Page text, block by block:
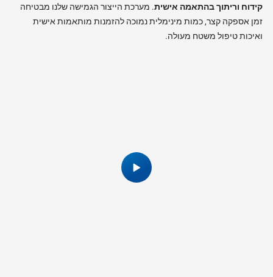
קידוח וריתוך בהתאמה אישית. מערכת הייצור הגמישה שלנו מבטיחה
זמן אספקה קצר, כמות מינימלית נמוכה להזמנות מותאמות אישית
ואיכות טיפול משטח מעולה.